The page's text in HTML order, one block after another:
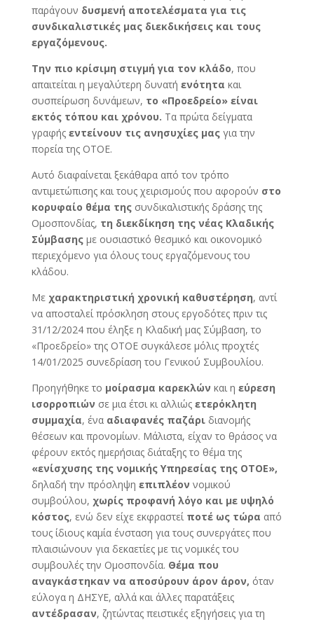
παράγουν δυσμενή αποτελέσματα για τις
συνδικαλιστικές μας διεκδικήσεις και τους
εργαζόμενους.
Την πιο κρίσιμη στιγμή για τον κλάδο, που
απαιτείται η μεγαλύτερη δυνατή ενότητα και
συσπείρωση δυνάμεων, το «Προεδρείο» είναι
εκτός τόπου και χρόνου. Τα πρώτα δείγματα
γραφής εντείνουν τις ανησυχίες μας για την
πορεία της ΟΤΟΕ.
Αυτό διαφαίνεται ξεκάθαρα από τον τρόπο
αντιμετώπισης και τους χειρισμούς που αφορούν στο
κορυφαίο θέμα τηςσυνδικαλιστικής δράσης της
Ομοσπονδίας, τη διεκδίκηση της νέας Κλαδικής
Σύμβασηςμε ουσιαστικό θεσμικό και οικονομικό
περιεχόμενο για όλους τους εργαζόμενους του
κλάδου.
Με χαρακτηριστική χρονική καθυστέρηση, αντί
να αποσταλεί πρόσκληση στους εργοδότες πριν τις
31/12/2024 που έληξε η Κλαδική μας Σύμβαση, το
«Προεδρείο» της ΟΤΟΕ συγκάλεσε μόλις προχτές
14/01/2025 συνεδρίαση του Γενικού Συμβουλίου.
Προηγήθηκε το μοίρασμα καρεκλών και η εύρεση
ισορροπιών σε μια έτσι κι αλλιώς ετερόκλητη
συμμαχία, ένα αδιαφανές παζάριδιανομής
θέσεων και προνομίων. Μάλιστα, είχαν το θράσος να
φέρουν εκτός ημερήσιας διάταξης το θέμα της
«ενίσχυσης της νομικής Υπηρεσίας της ΟΤΟΕ»,
δηλαδή την πρόσληψη επιπλέον νομικού
συμβούλου, χωρίς προφανή λόγο και με υψηλό
κόστος, ενώ δεν είχε εκφραστεί ποτέ ως τώρα από
τους ίδιους καμία ένσταση για τους συνεργάτες που
πλαισιώνουν για δεκαετίες με τις νομικές του
συμβουλές την Ομοσπονδία. Θέμα που
αναγκάστηκαν να αποσύρουν άρον άρον, όταν
εύλογα η ΔΗΣΥΕ, αλλά και άλλες παρατάξεις
αντέδρασαν, ζητώντας πειστικές εξηγήσεις για τη